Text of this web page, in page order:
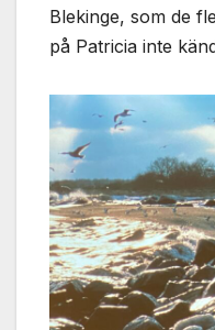
Blekinge, som de
på Patricia inte